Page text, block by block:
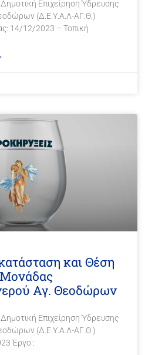
Επιχείρηση Ύδρευσης
(Δ.Ε.Υ.Α.Λ-ΑΓ.Θ.)
14/12/2023 – Τοπική
και Θέση
Μονάδας
Αγ. Θεοδώρων
Επιχείρηση Ύδρευσης
(Δ.Ε.Υ.Α.Λ-ΑΓ.Θ.)
Έργο :